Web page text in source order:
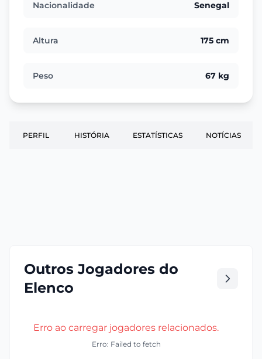
Nacionalidade Senegal
Altura 175 cm
Peso 67 kg
PERFIL HISTÓRIA ESTATÍSTICAS NOTÍCIAS
Outros Jogadores do
Elenco
Erro ao carregar jogadores relacionados.
Erro: Failed to fetch